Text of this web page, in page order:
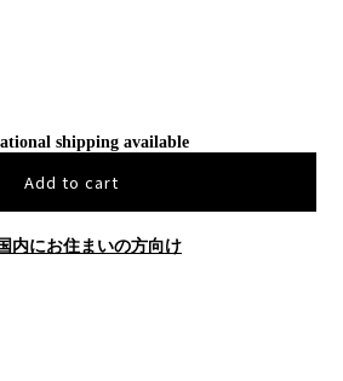
shipping available
Add to cart
内にお住まいの方向け